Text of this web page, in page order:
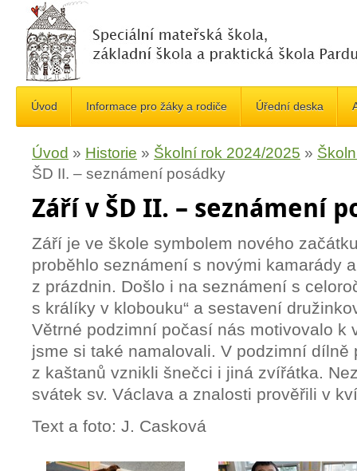
Úvod Informace pro žáky a rodiče Úřední deska
Úvod » Historie » Školní rok 2024/2025 »
ŠD II. – seznámení posádky
Září v ŠD II. – seznámení
Září je ve škole symbolem nového
proběhlo seznámení s novými kamarády
z prázdnin. Došlo i na seznámení s
s králíky v klobouku“ a sestavení
Větrné podzimní počasí nás motivovalo k
jsme si také namalovali. V podzimní dílně
z kaštanů vznikli šnečci i jiná zvířátka.
svátek sv. Václava a znalosti prověřili v
Text a foto: J. Casková